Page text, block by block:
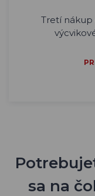
Tretí
sa na